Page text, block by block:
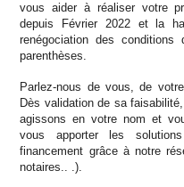
vous aider à réaliser votre
depuis Février 2022 et la
renégociation des
parenthèses.
Parlez-nous de vous, de
Dès validation de sa
agissons en votre nom et
vous apporter les
financement grâce à notre
notaires.. .).